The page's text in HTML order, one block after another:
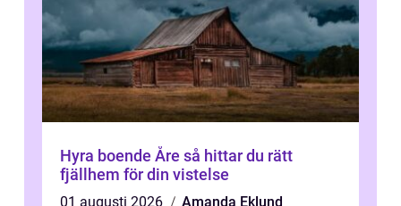
Hyra boende Åre så hittar du rätt
fjällhem för din vistelse
01 augusti 2026
Amanda Eklund